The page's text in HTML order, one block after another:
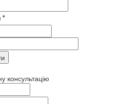
*
консультацію